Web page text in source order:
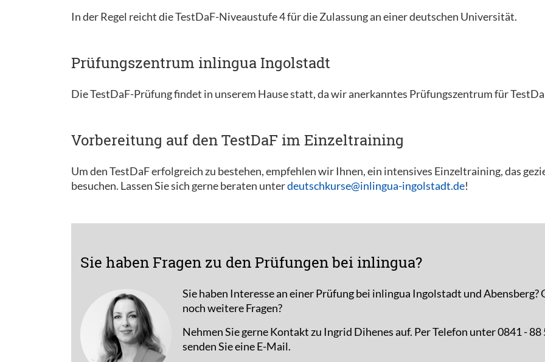
In der Regel reicht die TestDaF-Niveaustufe 4 für die Zulassung an einer deutschen Universität.
Prüfungszentrum inlingua Ingolstadt
Die TestDaF-Prüfung findet in unserem Hause statt, da wir anerkanntes Prüfungszentrum für
Vorbereitung auf den TestDaF im Einzeltraining
Um den TestDaF erfolgreich zu bestehen, empfehlen wir Ihnen, ein intensives Einzeltraining, das
besuchen. Lassen Sie sich gerne beraten unterdeutschkurse@inlingua-ingolstadt.de!
Sie haben Fragen zu den Prüfungen bei inlingua?
Sie haben Interesse an einer Prüfung bei inlingua Ingolstadt und Abensberg?
noch weitere Fragen?
Nehmen Sie gerne Kontakt zu Ingrid Dihenes auf. Per Telefon unter 0841 - 88
senden Sie eine E-Mail.